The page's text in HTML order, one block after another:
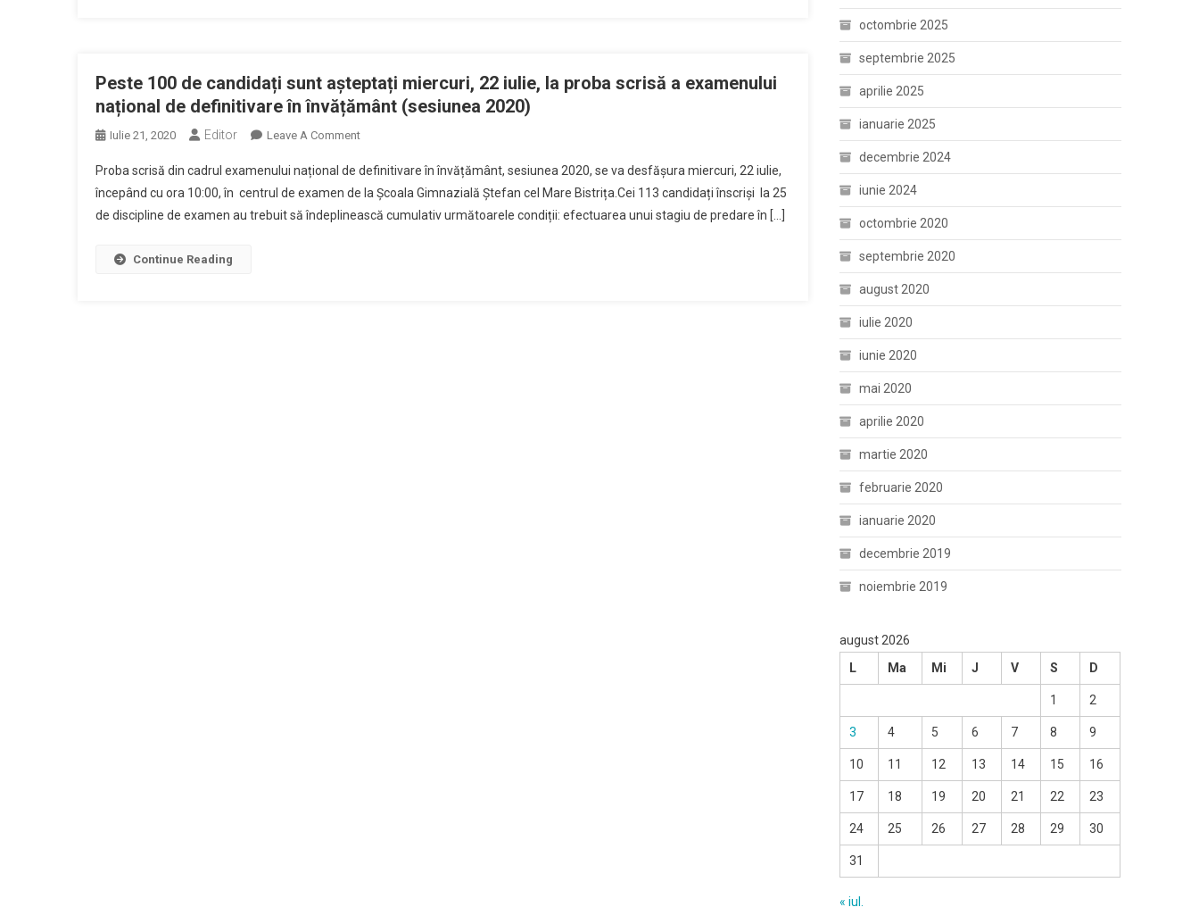
Învățământ,
Sesiunea
2020
Peste 100 de candidați sunt așteptați miercuri, 22 iulie, la proba scrisă a examenului
național de definitivare în învățământ (sesiunea 2020)
Iulie 21, 2020 Editor Leave A CommentOn
100
De
Candidați
Proba scrisă din cadrul examenului național de definitivare în învățământ, sesiunea 2020, se va desfășura miercuri, 22 iulie,
începând cu ora 10:00, în centrul de examen de la Școala Gimnazială Ștefan cel Mare Bistrița.Cei 113 candidați înscriși la 25
de discipline de examen au trebuit să îndeplinească cumulativ următoarele condiții: efectuarea unui stagiu de predare în […]
Continue Reading
octombrie 2025
septembrie 2025
aprilie 2025
ianuarie 2025
decembrie 2024
iunie 2024
octombrie 2020
septembrie 2020
august 2020
iulie 2020
iunie 2020
mai 2020
aprilie 2020
martie 2020
februarie 2020
ianuarie 2020
decembrie 2019
noiembrie 2019
august 2026
L
Ma Mi J V S D
1 2
3 4 5 6 7 8 9
10 11 12 13 14 15 16
17 18 19 20 21 22 23
24 25 26 27 28 29 30
31
« iul.